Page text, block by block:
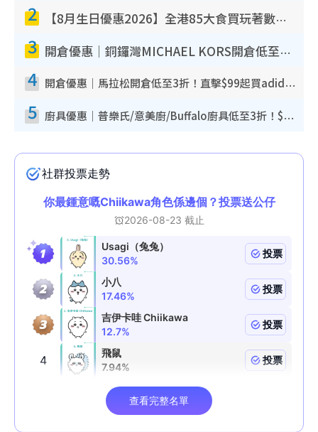
2 【8月生日優惠2026】全港85大食買玩著數攻略 自助餐/火鍋放題同行免費＋誠品/DONKI送現金券
3 開倉優惠｜銅鑼灣MICHAEL KORS開倉低至17折！直擊$500起買手袋/銀包/鞋款 必買經典Jet Set系列
4 開倉優惠｜馬拉松開倉低至3折！直擊$99起買adidas／New Balance／Puma鞋款 STANLEY保溫杯劈價至$119起
5 廚具優惠｜普樂氏/意美廚/Buffalo廚具低至3折！$89起買煎鍋／炒鑊／個人鍋 同場小家電激減至$99起